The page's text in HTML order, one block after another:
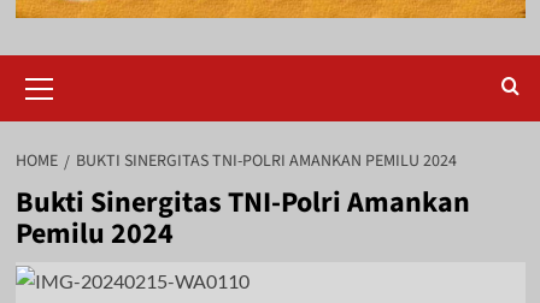
Menu
HOME BUKTI SINERGITAS TNI-POLRI AMANKAN PEMILU 2024
Bukti Sinergitas TNI-Polri Amankan
Pemilu 2024